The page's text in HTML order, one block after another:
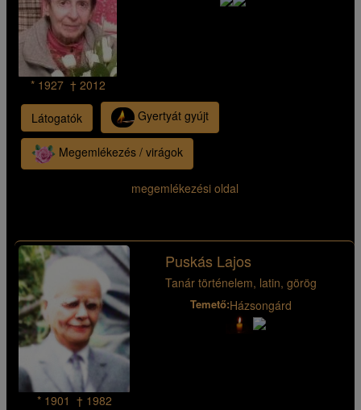
* 1927 † 2012
Látogatók Gyertyát gyújt
Megemlékezés / virágok
megemlékezési oldal
* 1901 † 1982
Puskás Lajos
Tanár történelem, latin, görög
Temető:Házsongárd